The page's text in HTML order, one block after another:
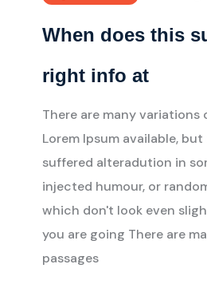
When does this
right info at
There are many variations
Lorem Ipsum available,
suffered alteradution in
injected humour, or
which don't look even
you are going There are
passages